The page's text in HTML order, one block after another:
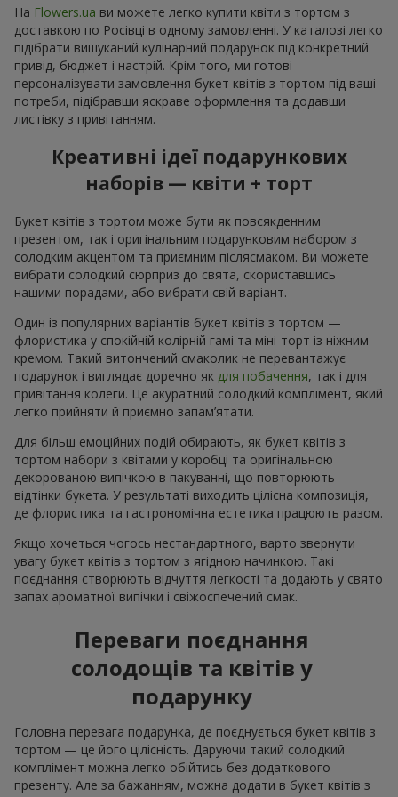
На Flowers.ua ви можете легко купити квіти з тортом з
доставкою по Росівці в одному замовленні. У каталозі легко
підібрати вишуканий кулінарний подарунок під конкретний
привід, бюджет і настрій. Крім того, ми готові
персоналізувати замовлення букет квітів з тортом під ваші
потреби, підібравши яскраве оформлення та додавши
листівку з привітанням.
Креативні ідеї подарункових
наборів — квіти + торт
Букет квітів з тортом може бути як повсякденним
презентом, так і оригінальним подарунковим набором з
солодким акцентом та приємним післясмаком. Ви можете
вибрати солодкий сюрприз до свята, скориставшись
нашими порадами, або вибрати свій варіант.
Один із популярних варіантів букет квітів з тортом —
флористика у спокійній колірній гамі та міні-торт із ніжним
кремом. Такий витончений смаколик не перевантажує
подарунок і виглядає доречно як для побачення, так і для
привітання колеги. Це акуратний солодкий комплімент, який
легко прийняти й приємно запам’ятати.
Для більш емоційних подій обирають, як букет квітів з
тортом набори з квітами у коробці та оригінальною
декорованою випічкою в пакуванні, що повторюють
відтінки букета. У результаті виходить цілісна композиція,
де флористика та гастрономічна естетика працюють разом.
Якщо хочеться чогось нестандартного, варто звернути
увагу букет квітів з тортом з ягідною начинкою. Такі
поєднання створюють відчуття легкості та додають у свято
запах ароматної випічки і свіжоспечений смак.
Переваги поєднання
солодощів та квітів у
подарунку
Головна перевага подарунка, де поєднується букет квітів з
тортом — це його цілісність. Даруючи такий солодкий
комплімент можна легко обійтись без додаткового
презенту. Але за бажанням, можна додати в букет квітів з